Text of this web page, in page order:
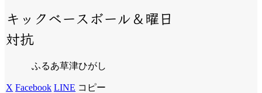
キックベースボール＆曜日
対抗
ふるあ草津ひがし
X Facebook LINE コピー